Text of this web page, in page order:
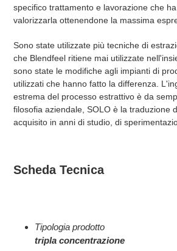
specifico trattamento e lavorazione che
valorizzarla ottenendone la massima
Sono state utilizzate più tecniche di
che Blendfeel ritiene mai utilizzate
sono state le modifiche agli impianti di
utilizzati che hanno fatto la differenza.
estrema del processo estrattivo è da
filosofia aziendale, SOLO è la traduzione
acquisito in anni di studio, di
Scheda Tecnica
Tipologia
tripla concentrazione